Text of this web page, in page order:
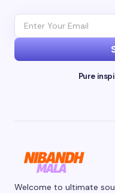
Pure
Welcome to ultimate